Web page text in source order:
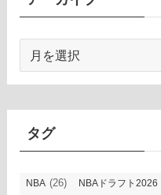
カ
イ
タグ
NBA (26) NBAドラフト2026